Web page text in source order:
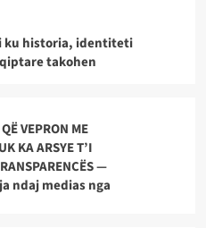
ku historia, identiteti
takohen
VEPRON ME
KA ARSYE T’I
—
ndaj medias nga